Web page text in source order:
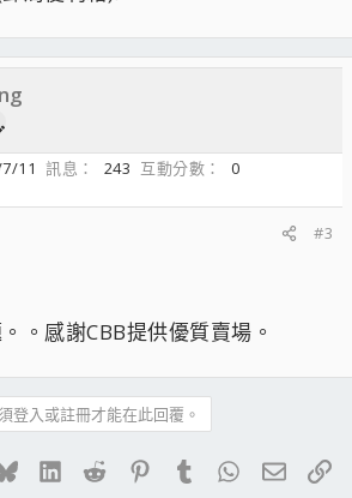
11 訊息 243 互動分數
0
#3
。感謝CBB提供優質賣場。
登入或註冊才能在此回覆。
BlueskyLinkedIn
Reddit PinterestTumblrWhatsApp
電子